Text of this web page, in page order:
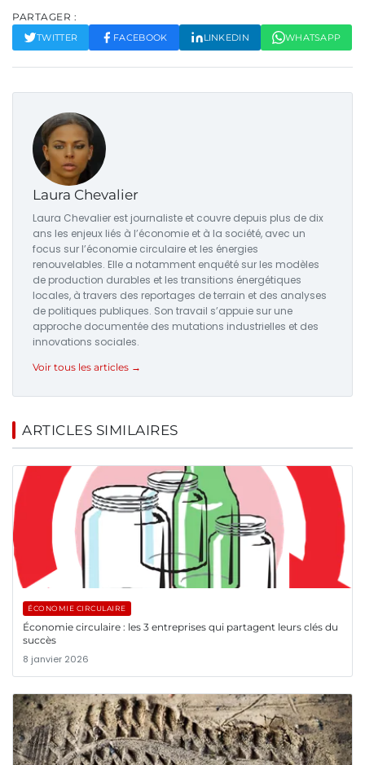
PARTAGER :
TWITTER FACEBOOK LINKEDIN WHATSAPP
Laura Chevalier
Laura Chevalier est journaliste et couvre depuis plus de dix
ans les enjeux liés à l’économie et à la société, avec un
focus sur l’économie circulaire et les énergies
renouvelables. Elle a notamment enquêté sur les modèles
de production durables et les transitions énergétiques
locales, à travers des reportages de terrain et des analyses
de politiques publiques. Son travail s’appuie sur une
approche documentée des mutations industrielles et des
innovations sociales.
Voir tous les articles →
ARTICLES SIMILAIRES
ÉCONOMIE CIRCULAIRE
Économie circulaire : les 3 entreprises qui partagent leurs clés du
succès
8 janvier 2026